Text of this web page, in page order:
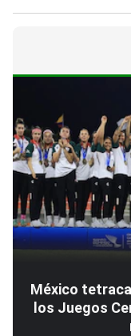
México
los Juegos